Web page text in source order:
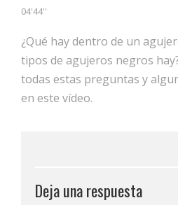
04'44''
¿Qué hay dentro de un
tipos de agujeros negros
todas estas preguntas y
en este vídeo.
Deja una respuesta